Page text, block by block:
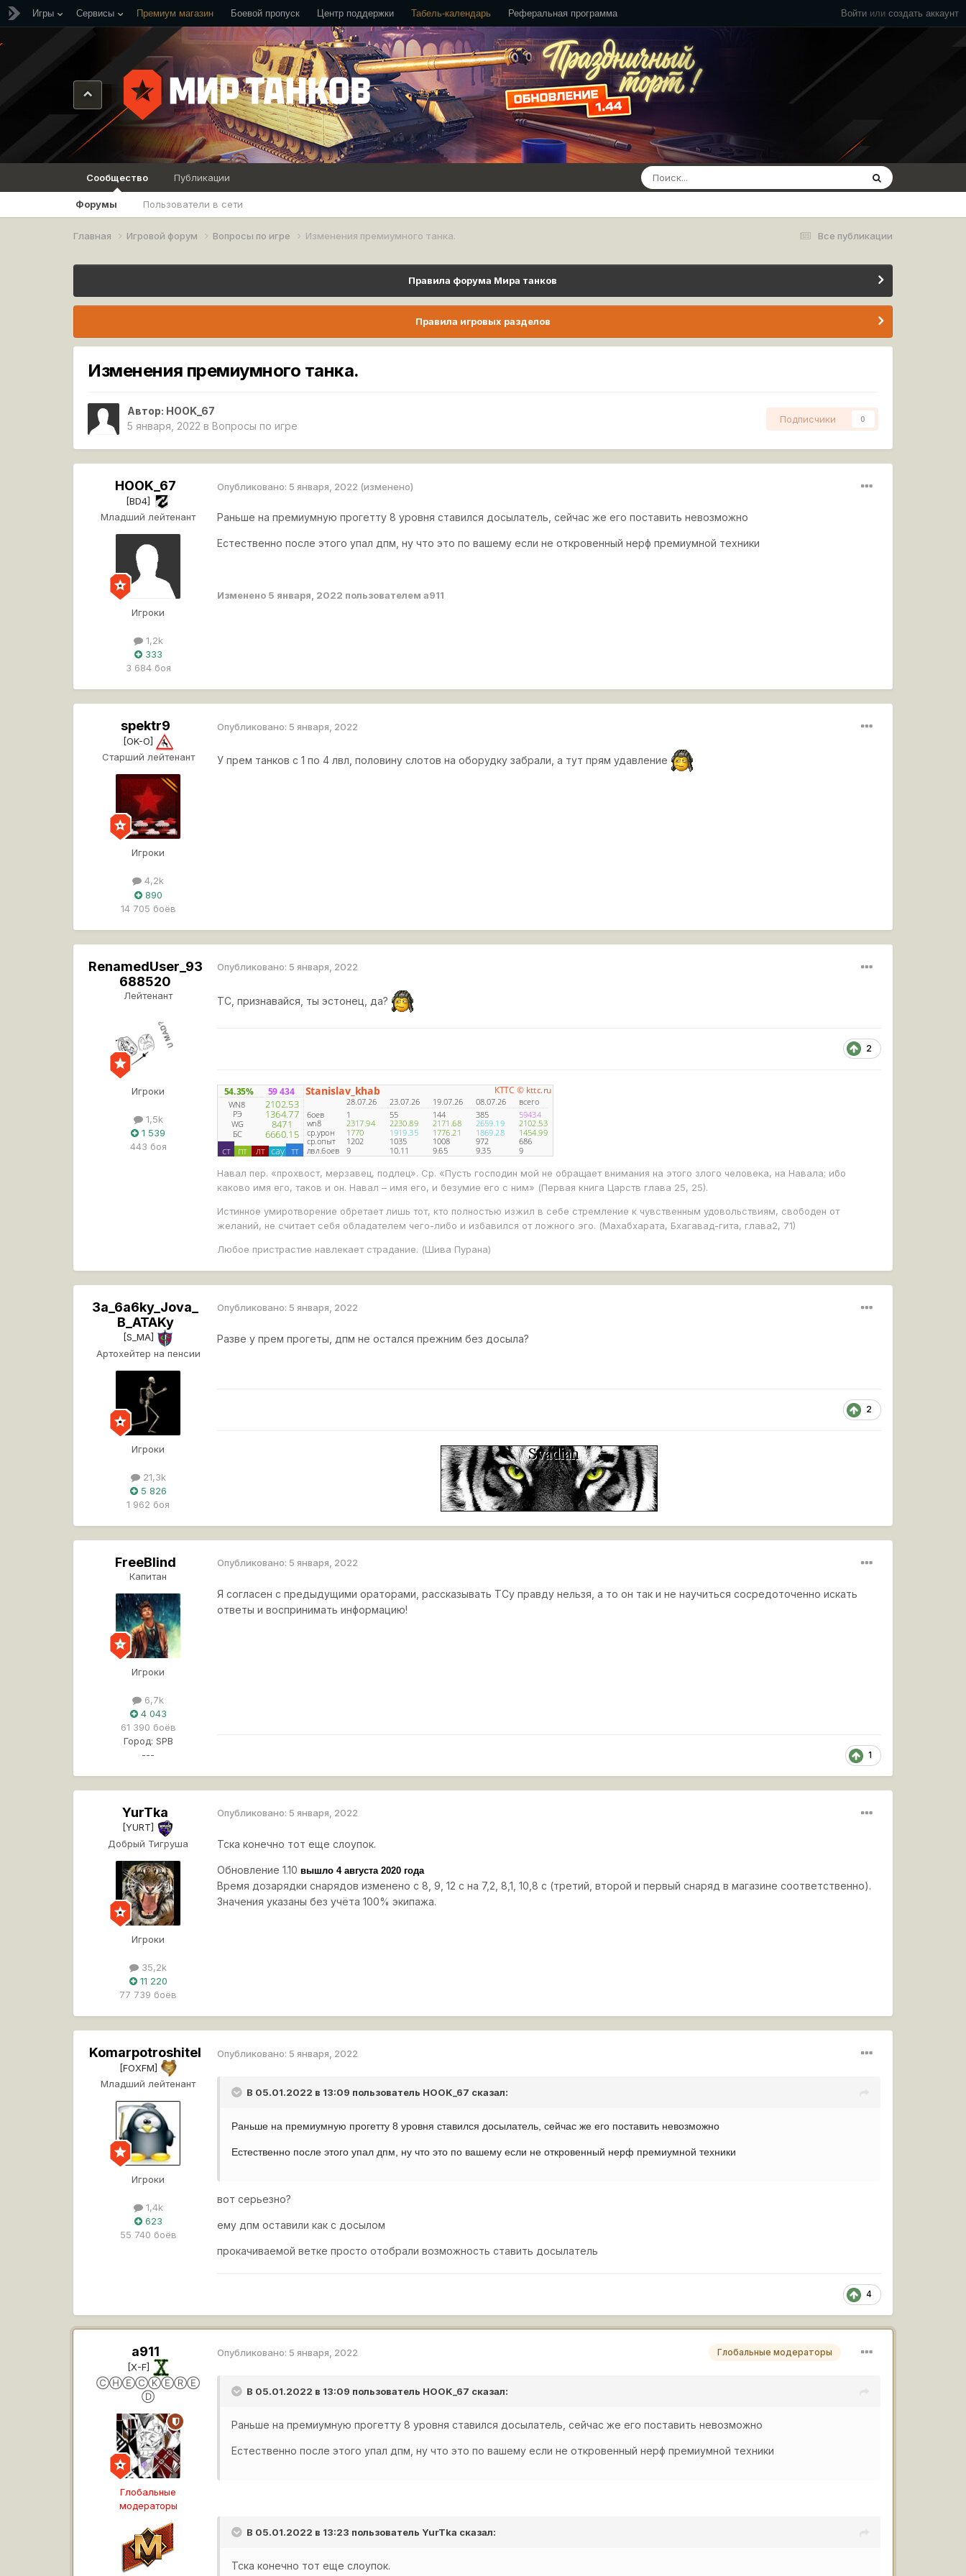
Войти или создать аккаунт
Игры Сервисы Премиум магазин Боевой пропуск Центр поддержки Табель-календарь Реферальная программа
Сообщество
Форумы Пользователи в сети
Публикации
Все публикации
Главная Игровой форум Вопросы по игре Изменения премиумного танка.
Правила форума Мира танков
Правила игровых разделов
Изменения премиумного танка.
Автор: HOOK_67
5 января, 2022 в Вопросы по игре
Подписчики 0
HOOK_67
[BD4]
Младший лейтенант
Игроки
1,2k
333
3 684 боя
Опубликовано: 5 января, 2022 (изменено)
Раньше на премиумную прогетту 8 уровня ставился досылатель, сейчас же его поставить невозможно
Естественно после этого упал дпм, ну что это по вашему если не откровенный нерф премиумной техники
Изменено 5 января, 2022 пользователем a911
spektr9
[OK-O]
Старший лейтенант
Игроки
4,2k
890
14 705 боёв
Опубликовано: 5 января, 2022
У прем танков с 1 по 4 лвл, половину слотов на оборудку забрали, а тут прям удавление
RenamedUser_93
688520
Лейтенант
Игроки
1,5k
1 539
443 боя
Опубликовано: 5 января, 2022
ТС, признавайся, ты эстонец, да?
2
Навал пер. «прохвост, мерзавец, подлец». Ср. «Пусть господин мой не обращает внимания на этого злого человека, на Навала; ибо
каково имя его, таков и он. Навал – имя его, и безумие его с ним» (Первая книга Царств глава 25, 25).
Истинное умиротворение обретает лишь тот, кто полностью изжил в себе стремление к чувственным удовольствиям, свободен от
желаний, не считает себя обладателем чего-либо и избавился от ложного эго. (Махабхарата, Бхагавад-гита, глава2, 71)
Любое пристрастие навлекает страдание. (Шива Пурана)
3a_6a6ky_Jova_
B_ATAKy
[S_MA]
Артохейтер на пенсии
Игроки
21,3k
5 826
1 962 боя
Опубликовано: 5 января, 2022
Разве у прем прогеты, дпм не остался прежним без досыла?
2
FreeBlind
Капитан
Игроки
6,7k
4 043
61 390 боёв
Город: SPB
---
Опубликовано: 5 января, 2022
Я согласен с предыдущими ораторами, рассказывать ТСу правду нельзя, а то он так и не научиться сосредоточенно искать
ответы и воспринимать информацию!
1
YurTka
[YURT]
Добрый Тигруша
Игроки
35,2k
11 220
77 739 боёв
Опубликовано: 5 января, 2022
Тска конечно тот еще слоупок.
Обновление 1.10вышло 4 августа 2020 года
Время дозарядки снарядов изменено с 8, 9, 12 с на 7,2, 8,1, 10,8 с (третий, второй и первый снаряд в магазине соответственно).
Значения указаны без учёта 100% экипажа.
Komarpotroshitel
[FOXFM]
Младший лейтенант
Игроки
1,4k
623
55 740 боёв
Опубликовано: 5 января, 2022
В 05.01.2022 в 13:09 пользователь HOOK_67 сказал:
Раньше на премиумную прогетту 8 уровня ставился досылатель, сейчас же его поставить невозможно
Естественно после этого упал дпм, ну что это по вашему если не откровенный нерф премиумной техники
вот серьезно?
ему дпм оставили как с досылом
прокачиваемой ветке просто отобрали возможность ставить досылатель
4
a911
[X-F]
ⒸⒽⒺⒸⓀⒺⓇⒺ
Ⓓ
Глобальные
модераторы
Глобальные модераторы
Опубликовано: 5 января, 2022
В 05.01.2022 в 13:09 пользователь HOOK_67 сказал:
Раньше на премиумную прогетту 8 уровня ставился досылатель, сейчас же его поставить невозможно
Естественно после этого упал дпм, ну что это по вашему если не откровенный нерф премиумной техники
В 05.01.2022 в 13:23 пользовательYurTka сказал:
Тска конечно тот еще слоупок.